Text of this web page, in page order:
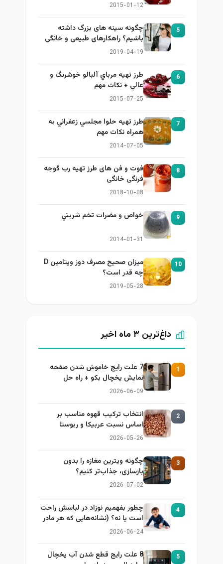
2015-01-12
5
چگونه سینه های بزرگ داشته
باشیم؟ راهکارهای طبیعی و خانگی
برای بزرگ کردن سینه
2019-04-19
6
طرز تهيه مرباي آلبالو خوشرنگ و
عالي + نكات مهم
2015-07-25
7
طرز تهيه حلوا مجلسي زعفراني به
همراه نكات مهم
2014-07-05
8
فوت و فن های طرز تهیه رب گوجه
فرنگی خانگی
2018-10-08
9 خواص و مضرات تخم شربتي
2014-01-31
10
میزان صحیح مصرف دوز ویتامین D
چه قدر است؟
2019-05-28
داغ‌ترین ۳ ماه اخیر
1
7 علت رایج خاموش شدن صفحه
نمایش یخچال بکو + راه حل
2026-06-09
2
انتخاب ترکیب قهوه مناسب بر
اساس نسبت عربیکا و ربوستا
2026-05-26
3
چگونه ویترین مغازه را بدون
بازسازی، جذاب‌تر کنیم؟
2026-07-02
4
چطور بفهمیم نوزاد در لباسش راحت
است یا نه؟ (نشانه‌هایی که هر مادر
باید بداند)
2026-06-24
5
8 علت رایج قطع شدن آب یخچال